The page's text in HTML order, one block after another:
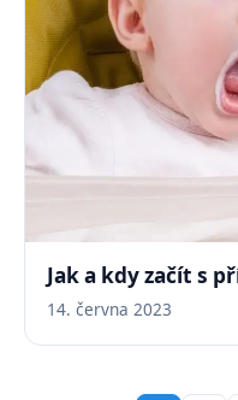
Jak a kdy začít s
14. června 2023